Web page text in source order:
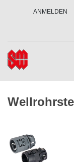
ANMELDEN